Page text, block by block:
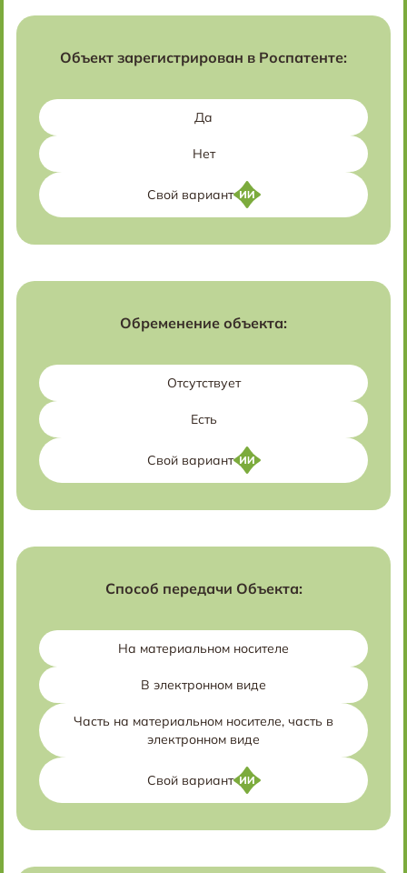
Объект зарегистрирован в Роспатенте:
Да
Нет
Свой вариант
Обременение объекта:
Отсутствует
Есть
Свой вариант
Способ передачи Объекта:
На материальном носителе
В электронном виде
Часть на материальном носителе, часть в
электронном виде
Свой вариант